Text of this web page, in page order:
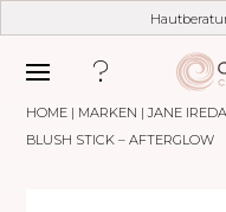
HOME | MARKEN |JANE
BLUSH STICK – AFTERGLOW